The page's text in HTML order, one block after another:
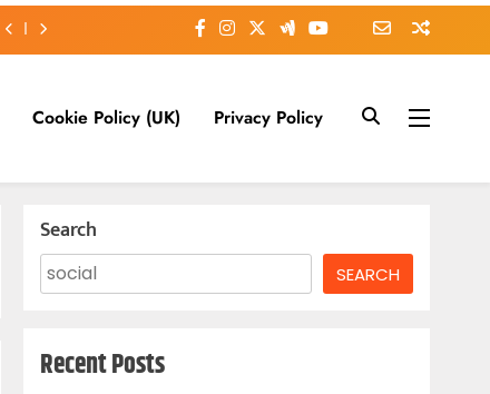
Cookie Policy (UK) Privacy Policy
Search
SEARCH
Recent Posts